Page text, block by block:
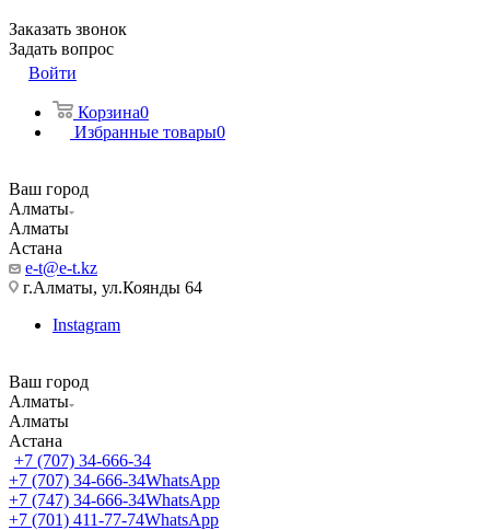
Заказать звонок
Задать вопрос
Войти
Корзина0
Избранные товары0
Ваш город
Алматы
Алматы
Астана
e-t@e-t.kz
г.Алматы, ул.Коянды 64
Instagram
Ваш город
Алматы
Алматы
Астана
+7 (707) 34-666-34
+7 (707) 34-666-34WhatsApp
+7 (747) 34-666-34WhatsApp
+7 (701) 411-77-74WhatsApp